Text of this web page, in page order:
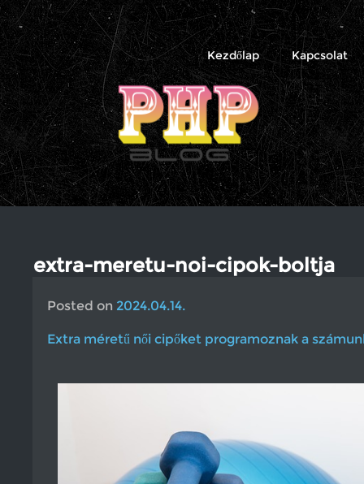
PHP
Blog
Kezdőlap Kapcsolat
extra-meretu-noi-cipok-boltja
Posted on 2024.04.14.
Extra méretű női cipőket programoznak a